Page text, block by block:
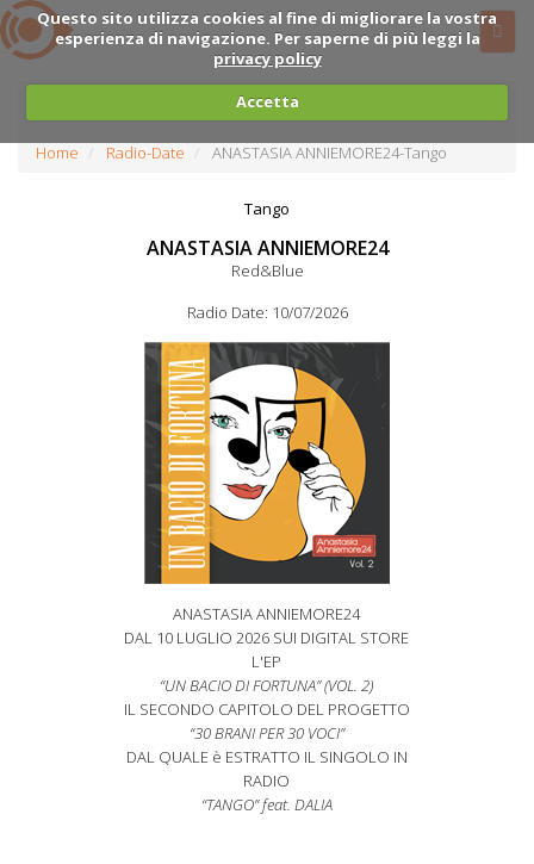
Questo sito utilizza cookies al fine di migliorare la vostra
esperienza di navigazione. Per saperne di più leggi la
privacy policy
Accetta
Home Radio-Date ANASTASIA ANNIEMORE24-Tango
Tango
ANASTASIA ANNIEMORE24
Red&Blue
Radio Date: 10/07/2026
ANASTASIA ANNIEMORE24
DAL 10 LUGLIO 2026 SUI DIGITAL STORE
L'EP
“UN BACIO DI FORTUNA” (VOL. 2)
IL SECONDO CAPITOLO DEL PROGETTO
“30 BRANI PER 30 VOCI”
DAL QUALE è ESTRATTO IL SINGOLO IN
RADIO
“TANGO” feat. DALIA